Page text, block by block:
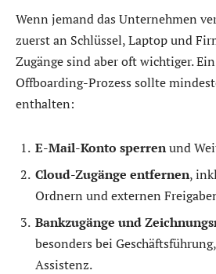
Wenn jemand das Unternehmen
zuerst an Schlüssel, Laptop und
Zugänge sind aber oft wichtiger.
Offboarding-Prozess sollte
enthalten:
E-Mail-Konto sperrenund
Cloud-Zugänge entfernen,
Ordnern und externen
Bankzugänge und
besonders bei
Assistenz.